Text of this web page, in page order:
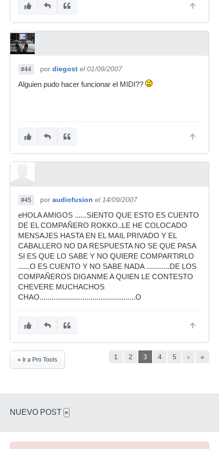
#44 por diegost el 01/09/2007
Alguien pudo hacer funcionar el MIDI??
#45 por audiofusion el 14/09/2007
eHOLA AMIGOS ......SIENTO QUE ESTO ES CUENTO
DE EL COMPAÑERO ROKKO..LE HE COLOCADO
MENSAJES HASTA EN EL MAIL PRIVADO Y EL
CABALLERO NO DA RESPUESTA NO SE QUE PASA
SI ES QUE LO SABE Y NO QUIERE COMPARTIRLO
......O ES CUENTO Y NO SABE NADA ............DE LOS
COMPAÑEROS DIGANME A QUIEN LE CONTESTO
CHEVERE MUCHACHOS
CHAO.................................................O
1 2 3 4 5 › »
« Ir a Pro Tools
NUEVO POST ×